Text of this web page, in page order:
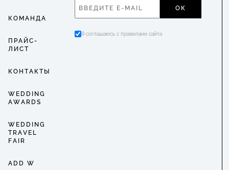
КОМАНДА
ПРАЙС-
ЛИСТ
КОНТАКТЫ
WEDDING
AWARDS
WEDDING
TRAVEL
FAIR
ADD W
ОК
Я соглашаюсь с правилами сайта